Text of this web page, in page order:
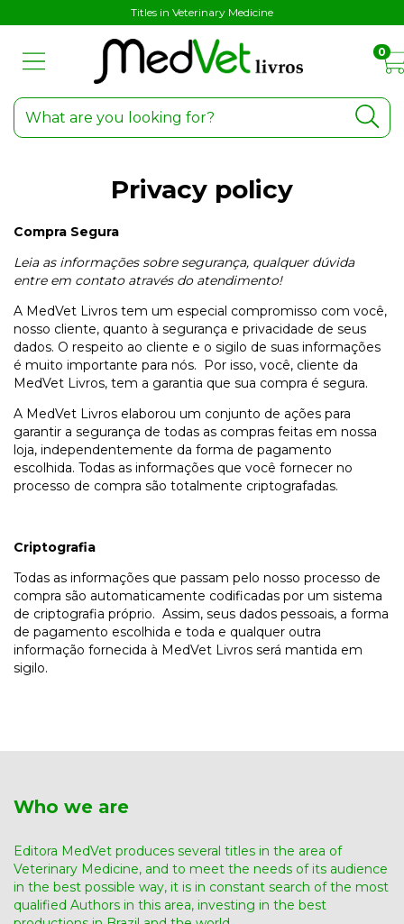
Titles in Veterinary Medicine
0
Privacy policy
Compra Segura
Leia as informações sobre segurança, qualquer dúvida
entre em contato através do atendimento!
A MedVet Livros tem um especial compromisso com você,
nosso cliente, quanto à segurança e privacidade de seus
dados. O respeito ao cliente e o sigilo de suas informações
é muito importante para nós. Por isso, você, cliente da
MedVet Livros, tem a garantia que sua compra é segura.
A MedVet Livros elaborou um conjunto de ações para
garantir a segurança de todas as compras feitas em nossa
loja, independentemente da forma de pagamento
escolhida. Todas as informações que você fornecer no
processo de compra são totalmente criptografadas.
Criptografia
Todas as informações que passam pelo nosso processo de
compra são automaticamente codificadas por um sistema
de criptografia próprio. Assim, seus dados pessoais, a forma
de pagamento escolhida e toda e qualquer outra
informação fornecida à MedVet Livros será mantida em
sigilo.
Who we are
Editora MedVet produces several titles in the area of ​​
Veterinary Medicine, and to meet the needs of its audience
in the best possible way, it is in constant search of the most
qualified Authors in this area, investing in the best